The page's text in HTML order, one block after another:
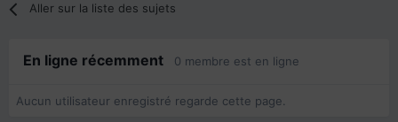
Aller sur la liste des sujets
En ligne récemment 0 membre est en ligne
Aucun utilisateur enregistré regarde cette page.